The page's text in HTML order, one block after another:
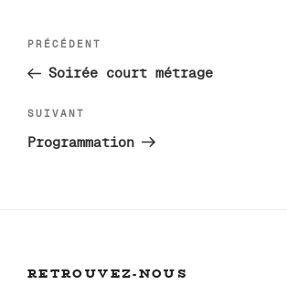
Navigation
l’article
Article
précédent
PRÉCÉDENT
Soirée court métrage
Article
suivant
SUIVANT
Programmation
RETROUVEZ-NOUS